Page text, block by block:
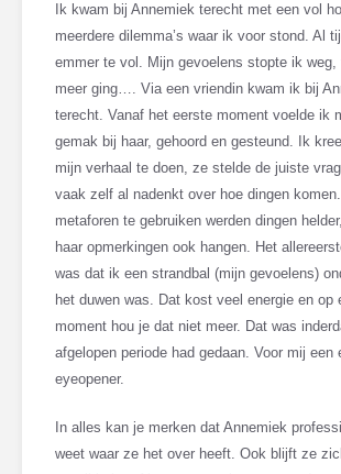
Ik kwam bij Annemiek terecht met een vol
meerdere dilemma’s waar ik voor stond. Al
emmer te vol. Mijn gevoelens stopte ik
meer ging…. Via een vriendin kwam ik bij
terecht. Vanaf het eerste moment voelde ik
gemak bij haar, gehoord en gesteund. Ik
mijn verhaal te doen, ze stelde de juiste
vaak zelf al nadenkt over hoe dingen
metaforen te gebruiken werden dingen
haar opmerkingen ook hangen. Het
was dat ik een strandbal (mijn gevoelens)
het duwen was. Dat kost veel energie en op
moment hou je dat niet meer. Dat was
afgelopen periode had gedaan. Voor mij een
eyeopener.
In alles kan je merken dat Annemiek
weet waar ze het over heeft. Ook blijft ze